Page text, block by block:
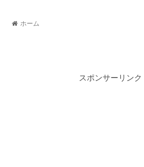
ホーム
スポンサーリンク